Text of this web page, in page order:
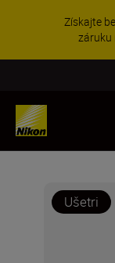
Získajte
záruku
Ušetri